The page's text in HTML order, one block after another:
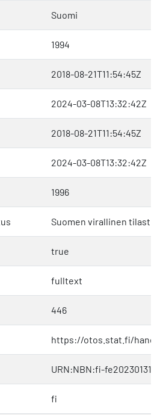
Suomi
1994
2018-08-21T11:54:45Z
2024-03-08T13:32:42Z
2018-08-21T11:54:45Z
2024-03-08T13:32:42Z
1996
Suomen virallinen tilasto
true
fulltext
446
https://otos.stat.fi/
URN:NBN:fi-
fi